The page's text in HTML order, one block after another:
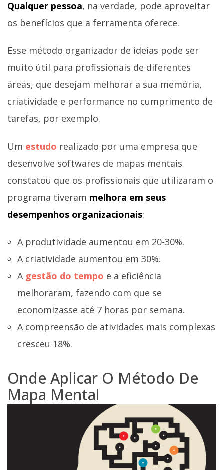
Qualquer pessoa, na verdade, pode aproveitar
os benefícios que a ferramenta oferece.
Esse método organizador de ideias pode ser
muito útil para profissionais de diferentes
áreas, que desejam melhorar a sua memória,
criatividade e performance no cumprimento de
tarefas, por exemplo.
Um estudo realizado por uma empresa que
desenvolve softwares de mapas mentais
constatou que os profissionais que utilizaram o
programa tiveram melhora em seus
desempenhos organizacionais:
A produtividade aumentou em 20-30%.
A criatividade aumentou em 30%.
A gestão do tempo e a eficiência
melhoraram, fazendo com que se
economizasse até 7 horas por semana.
A compreensão de atividades mais complexas
cresceu 18%.
Onde Aplicar O Método De
Mapa Mental